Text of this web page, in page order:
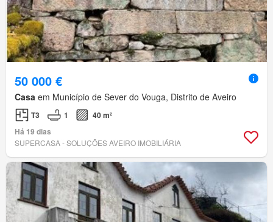
50 000 €
Casa em Município de Sever do Vouga, Distrito de Aveiro
T3 1
40 m²
Há 19 dias
SUPERCASA - SOLUÇÕES AVEIRO IMOBILIÁRIA